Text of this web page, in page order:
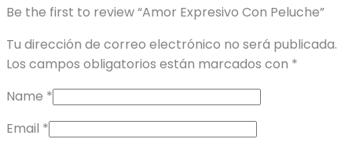
Be the first to review “Amor Expresivo Con Peluche”
Tu dirección de correo electrónico no será publicada.
Los campos obligatorios están marcados con *
Name *
Email *